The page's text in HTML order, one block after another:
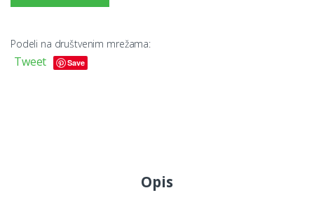
Podeli na društvenim mrežama:
Tweet Save
Opis